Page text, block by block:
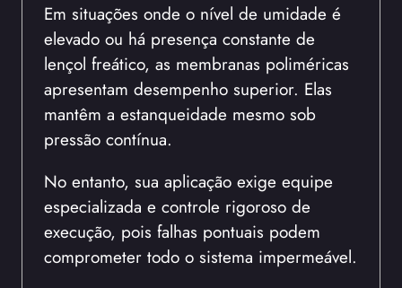
Em situações onde o nível de umidade é
elevado ou há presença constante de
lençol freático, as membranas poliméricas
apresentam desempenho superior. Elas
mantêm a estanqueidade mesmo sob
pressão contínua.
No entanto, sua aplicação exige equipe
especializada e controle rigoroso de
execução, pois falhas pontuais podem
comprometer todo o sistema impermeável.